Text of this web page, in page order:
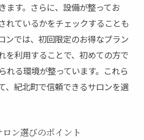
ます。さらに、設備が整ってお
れているかをチェックすることも
ンでは、初回限定のお得なプラン
を利用することで、初めての方で
れる環境が整っています。これら
、紀北町で信頼できるサロンを選
ン選びのポイント